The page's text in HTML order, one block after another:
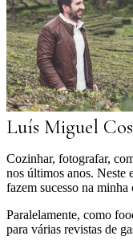
Luís Miguel
Cozinhar, fotografar,
nos últimos anos. Neste
fazem sucesso na minha
Paralelamente, como
para várias revistas de